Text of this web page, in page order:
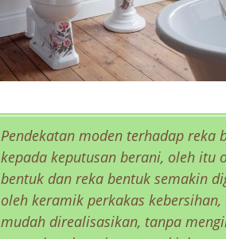
Pendekatan moden terhadap
kepada keputusan berani, oleh itu
bentuk dan reka bentuk semakin
oleh keramik perkakas
mudah direalisasikan, tanpa